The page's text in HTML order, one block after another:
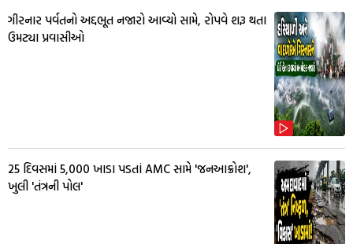
ગીરનાર પર્વતનો અદ્દભૂત નજારો આવ્યો સામે, રોપવે શરૂ થતા
ઉમટ્યા પ્રવાસીઓ
25 દિવસમાં 5,000 ખાડા પડતાં AMC સામે 'જનઆક્રોશ',
ખુલી 'તંત્રની પોલ'